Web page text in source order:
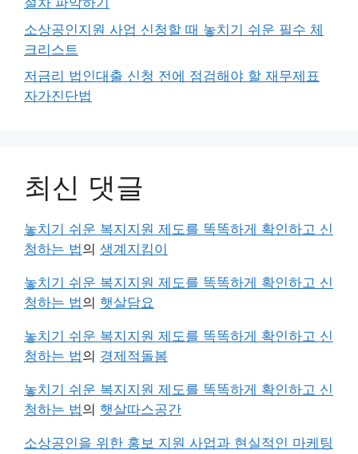
소상공인지원 사업 신청할 때 놓치기 쉬운 필수 체
크리스트
저금리 법인대출 신청 전에 점검해야 할 재무제표
자가진단법
최신 댓글
놓치기 쉬운 복지지원 제도를 똑똑하게 확인하고 신
청하는 법의 생계지킴이
놓치기 쉬운 복지지원 제도를 똑똑하게 확인하고 신
청하는 법의 햇살담요
놓치기 쉬운 복지지원 제도를 똑똑하게 확인하고 신
청하는 법의 경제적돌봄
놓치기 쉬운 복지지원 제도를 똑똑하게 확인하고 신
청하는 법의 햇살따스공간
소상공인을 위한 홍보 지원 사업과 현실적인 마케팅